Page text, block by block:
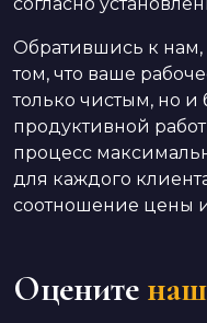
Обратившись к
том, что ваше
только чистым, но
продуктивной
процесс
для каждого
соотношение цены и
Оцените